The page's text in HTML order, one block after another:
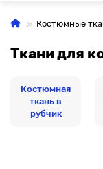
Костюмные
Ткани для
Костюмная
ткань в
рубчик